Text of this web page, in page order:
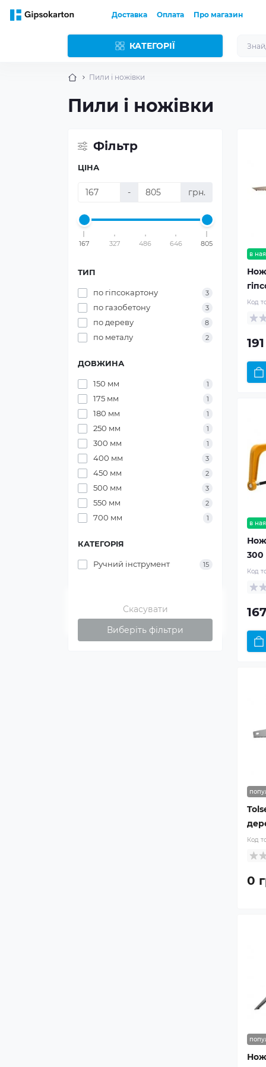
Доставка Оплата Про магазин
КАТЕГОРІЇ
Пили і ножівки
Пили і ножівки
Фільтр
ЦІНА
- грн.
167 327 486 646 805
ТИП
по гіпсокартону 3
по газобетону 3
по дереву 8
по металу 2
ДОВЖИНА
150 мм 1
175 мм 1
180 мм 1
250 мм 1
300 мм 1
400 мм 3
450 мм 2
500 мм 3
550 мм 2
700 мм 1
КАТЕГОРІЯ
Ручний інструмент 15
Скасувати
Виберіть фільтри
в
Код
в
Код
Код
0